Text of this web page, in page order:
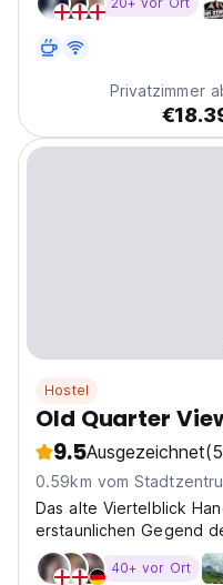
im Herzen von Hanoi, in
noch...
Privatzimmer
Hostel
Old Quarter
9.5Ausgezeichnet
0.59km vom
Das alte Viertelblick
erstaunlichen Gegend
paar Stufen zum Hoan
Conner in Ta Huen Str
40+ vor Ort